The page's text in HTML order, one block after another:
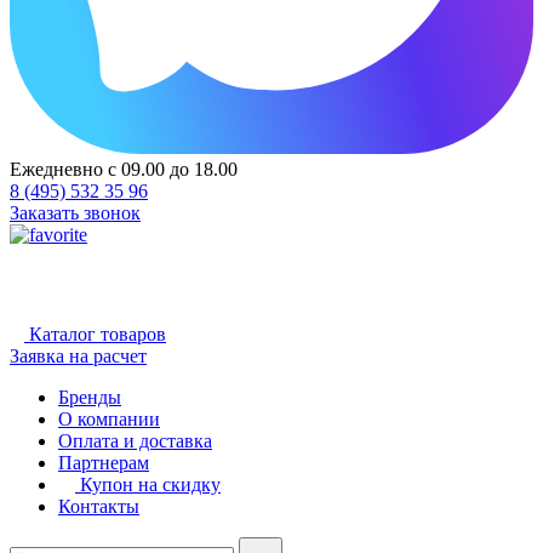
Ежедневно с 09.00 до 18.00
8 (495) 532 35 96
Заказать звонок
Каталог товаров
Заявка на расчет
Бренды
О компании
Оплата и доставка
Партнерам
Купон на скидку
Контакты